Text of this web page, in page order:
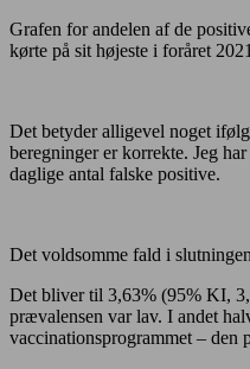
Grafen for andelen af de
kørte på sit højeste i foråret
Det betyder alligevel noget
beregninger er korrekte. Jeg
daglige antal falske positive.
Det voldsomme fald i
Det bliver til 3,63% (95% KI,
prævalensen var lav. I andet
vaccinationsprogrammet – den